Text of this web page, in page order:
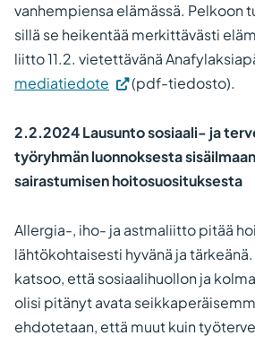
vanhempiensa elämässä. Pelkoon
sillä se heikentää merkittävästi
liitto 11.2. vietettävänä
mediatiedote
(pdf-tiedosto).
2.2.2024 Lausunto sosiaali- ja
työryhmän luonnoksesta
sairastumisen hoitosuosituksesta
Allergia-, iho- ja astmaliitto pitää
lähtökohtaisesti hyvänä ja
katsoo, että sosiaalihuollon ja
olisi pitänyt avata
ehdotetaan, että muut kuin